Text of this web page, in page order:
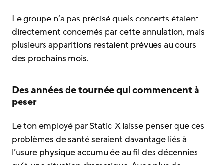
Le groupe n’a pas précisé quels concerts étaient
directement concernés par cette annulation, mais
plusieurs apparitions restaient prévues au cours
des prochains mois.
Des années de tournée qui commencent à
peser
Le ton employé par Static-X laisse penser que ces
problèmes de santé seraient davantage liés à
l’usure physique accumulée au fil des décennies